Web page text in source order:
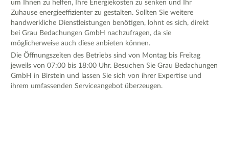
um Ihnen zu helfen, Ihre Energiekosten zu senken und Ihr
Zuhause energieeffizienter zu gestalten. Sollten Sie weitere
handwerkliche Dienstleistungen benötigen, lohnt es sich, direkt
bei Grau Bedachungen GmbH nachzufragen, da sie
möglicherweise auch diese anbieten können.
Die Öffnungszeiten des Betriebs sind von Montag bis Freitag
jeweils von 07:00 bis 18:00 Uhr. Besuchen Sie Grau Bedachungen
GmbH in Birstein und lassen Sie sich von ihrer Expertise und
ihrem umfassenden Serviceangebot überzeugen.